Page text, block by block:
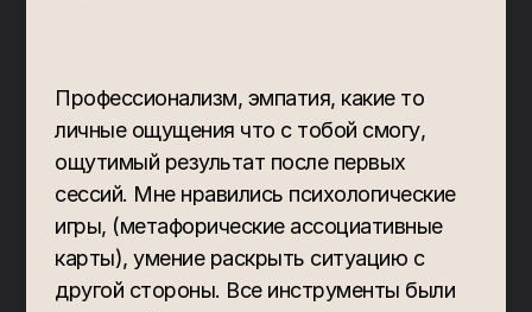
Профессионализм, эмпатия, какие то
личные ощущения что с тобой смогу,
ощутимый результат после первых
сессий. Мне нравились психологические
игры, (метафорические ассоциативные
карты), умение раскрыть ситуацию с
другой стороны. Все инструменты были